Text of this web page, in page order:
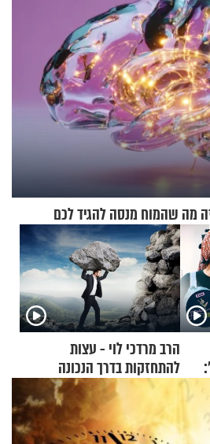
מה שהמוח מנסה להגיד לכם
הרב מרדכי לוי - עצות
להתחזקות בדרך הנכונה